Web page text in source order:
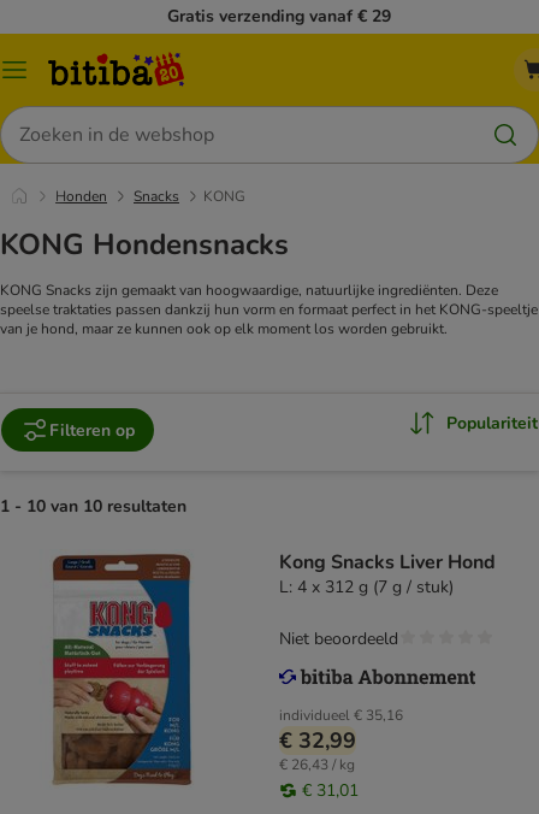
Gratis verzending vanaf € 29
Catalogusmenu
Zoeken
Honden Snacks KONG
KONG Hondensnacks
KONG Snacks zijn gemaakt van hoogwaardige, natuurlijke ingrediënten. Deze
speelse traktaties passen dankzij hun vorm en formaat perfect in het KONG-speeltje
van je hond, maar ze kunnen ook op elk moment los worden gebruikt.
Filteren op Populariteit
1 - 10 van 10 resultaten
Kong Snacks Liver Hond
L: 4 x 312 g (7 g / stuk)
individueel€ 35,16
€ 32,99
€ 26,43 / kg
€ 31,01
Niet beoordeeld